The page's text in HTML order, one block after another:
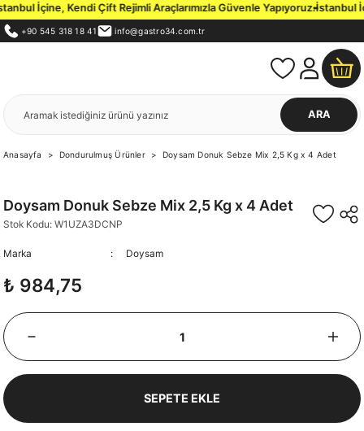
İçine, Kendi Çift Rejimli Araçlarımızla Güvenle Yapıyoruz.İstanbul
+90 545 318 18 41 info@gastro34.com.tr
ARA
Anasayfa Dondurulmuş Ürünler Doysam Donuk Sebze Mix 2,5 Kg x 4 Adet
Doysam Donuk Sebze Mix 2,5 Kg x 4 Adet
Stok Kodu: W1UZA3DCNP
Marka Doysam
₺ 984,75
SEPETE EKLE